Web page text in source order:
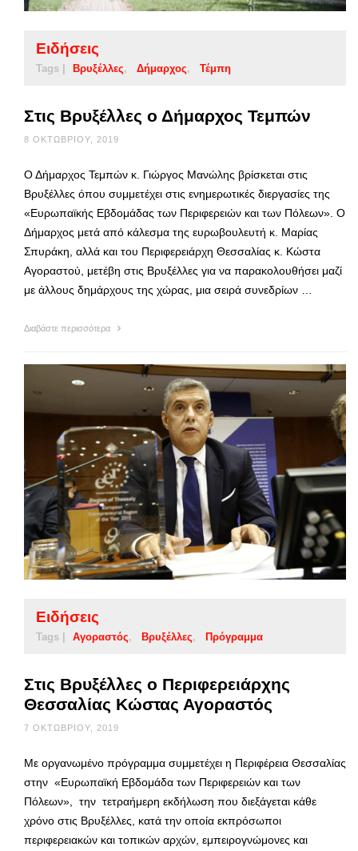
Ειδήσεις
Tags | Βρυξέλλες Δήμαρχος Τέμπη
Στις Βρυξέλλες ο Δήμαρχος Τεμπών
8 ΟΚΤΩΒΡΊΟΥ, 2019
Ο Δήμαρχος Τεμπών κ. Γιώργος Μανώλης βρίσκεται στις
Βρυξέλλες όπου συμμετέχει στις ενημερωτικές διεργασίες της
«Ευρωπαϊκής Εβδομάδας των Περιφερειών και των Πόλεων». Ο
Δήμαρχος μετά από κάλεσμα της ευρωβουλευτή κ. Μαρίας
Σπυράκη, αλλά και του Περιφερειάρχη Θεσσαλίας κ. Κώστα
Αγοραστού, μετέβη στις Βρυξέλλες για να παρακολουθήσει μαζί
με άλλους δημάρχους της χώρας, μια σειρά συνεδρίων …
Διαβάστε περισσότερα
Ειδήσεις
Tags | Αγοραστός Βρυξέλλες Πρόγραμμα
Στις Βρυξέλλες ο Περιφερειάρχης
Θεσσαλίας Κώστας Αγοραστός
7 ΟΚΤΩΒΡΊΟΥ, 2019
Με οργανωμένο πρόγραμμα συμμετέχει η Περιφέρεια Θεσσαλίας
στην «Ευρωπαϊκή Εβδομάδα των Περιφερειών και των
Πόλεων», την τετραήμερη εκδήλωση που διεξάγεται κάθε
χρόνο στις Βρυξέλλες, κατά την οποία εκπρόσωποι
περιφερειακών και τοπικών αρχών, εμπειρογνώμονες και